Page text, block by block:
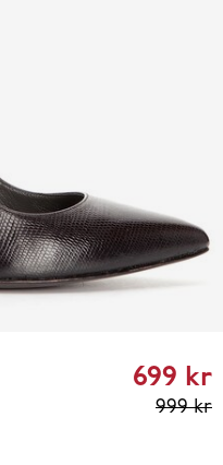
Current
699 kr
999 kr